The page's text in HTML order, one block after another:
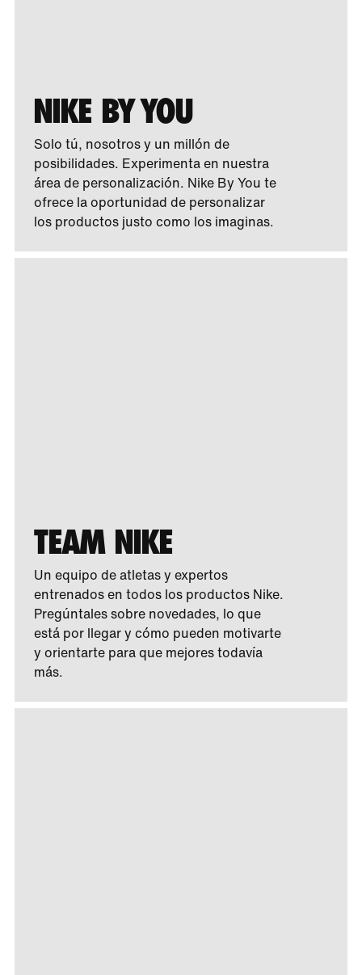
NIKE BY YOU
Solo tú, nosotros y un millón de
posibilidades. Experimenta en nuestra
área de personalización. Nike By You te
ofrece la oportunidad de personalizar
los productos justo como los imaginas.
TEAM NIKE
Un equipo de atletas y expertos
entrenados en todos los productos Nike.
Pregúntales sobre novedades, lo que
está por llegar y cómo pueden motivarte
y orientarte para que mejores todavía
más.